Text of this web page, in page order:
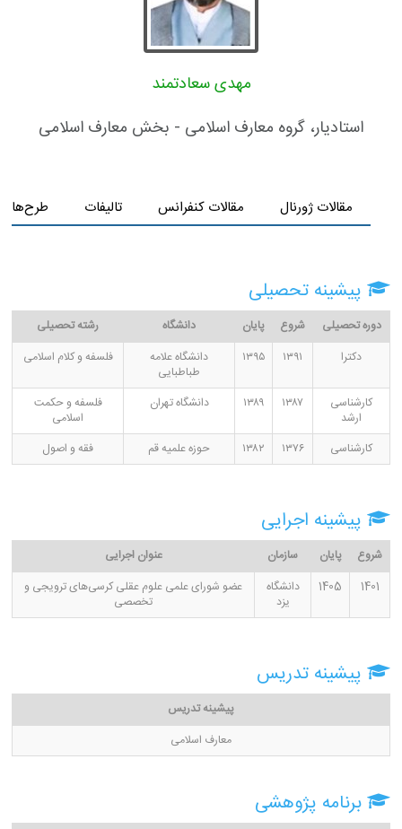
مهدی سعادتمند
استادیار، گروه معارف اسلامی - بخش معارف اسلامی
مقالات ژورنال مقالات کنفرانس تالیفات
پیشینه تحصیلی
دوره تحصیلی شروع پایان دانشگاه
رشته تحصیلی
دکترا
۱۳۹۱ ۱۳۹۵
دانشگاه علامه
طباطبایی
فلسفه و کلام اسلامی
کارشناسی
ارشد
۱۳۸۷ ۱۳۸۹ دانشگاه تهران
فلسفه و حکمت
اسلامی
کارشناسی
۱۳۷۶ ۱۳۸۲ حوزه علمیه قم فقه و اصول
پیشینه اجرایی
شروع پایان سازمان
عنوان اجرایی
1401
1405
دانشگاه
یزد
عضو شورای علمی علوم عقلی کرسی‌های ترویجی و
تخصصی
پیشینه تدریس
پیشینه تدریس
معارف اسلامی
برنامه پژوهشی